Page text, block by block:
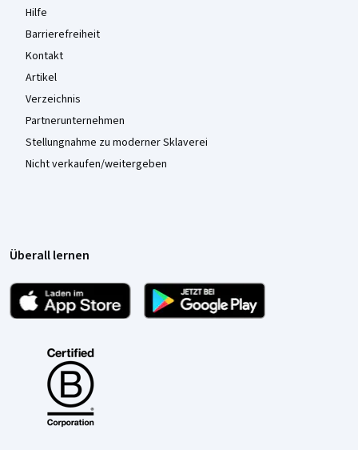
Hilfe
Barrierefreiheit
Kontakt
Artikel
Verzeichnis
Partnerunternehmen
Stellungnahme zu moderner Sklaverei
Nicht verkaufen/weitergeben
Überall lernen